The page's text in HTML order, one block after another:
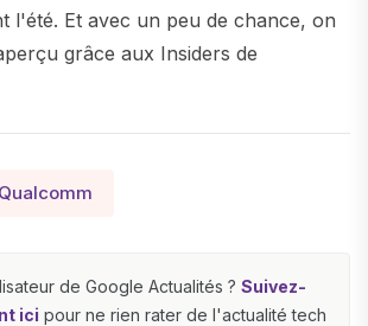
l'été. Et avec un peu de chance, on
grâce aux Insiders de
Qualcomm
de Google Actualités ? Suivez-
ici pour ne rien rater de l'actualité tech